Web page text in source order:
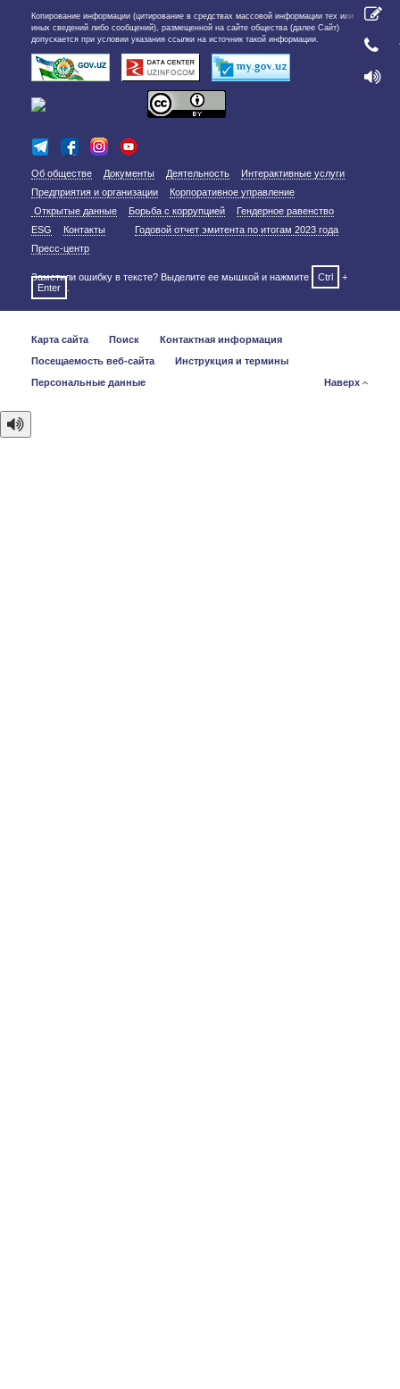
Копирование информации (цитирование в средствах массовой информации тех или
иных сведений либо сообщений), размещенной на сайте общества (далее Сайт)
допускается при условии указания ссылки на источник такой информации.
Об обществе Документы Деятельность
Интерактивные услуги
Предприятия и организации
Корпоративное управление
Открытые данные
Борьба с коррупцией
Гендерное равенство
ESG
Контакты
Годовой отчет эмитента по итогам 2023 года
Пресс-центр
Заметили ошибку в тексте? Выделите ее мышкой и нажмите Ctrl
+
Enter
Карта сайта Поиск
Контактная информация
Посещаемость веб-сайта
Инструкция и термины
Персональные данные
Наверх